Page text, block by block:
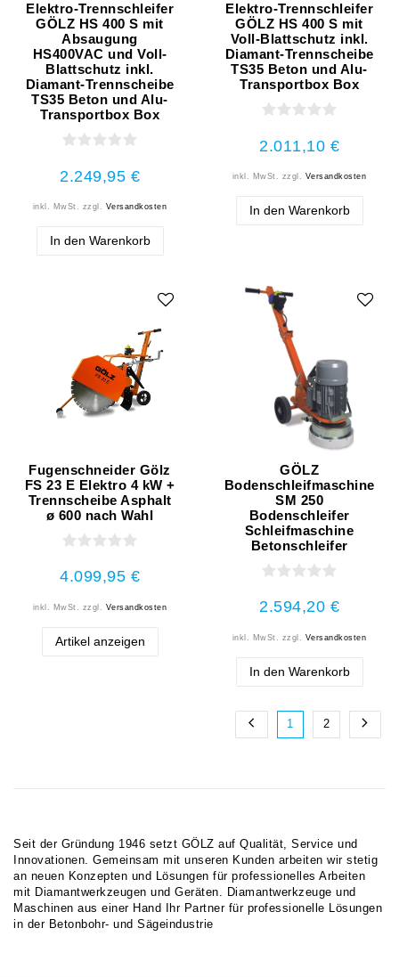
Elektro-Trennschleifer
GÖLZ HS 400 S mit
Absaugung
HS400VAC und Voll-
Blattschutz inkl.
Diamant-Trennscheibe
TS35 Beton und Alu-
Transportbox Box
2.249,95 €
inkl. MwSt. zzgl. Versandkosten
In den Warenkorb
Elektro-Trennschleifer
GÖLZ HS 400 S mit
Voll-Blattschutz inkl.
Diamant-Trennscheibe
TS35 Beton und Alu-
Transportbox Box
2.011,10 €
inkl. MwSt. zzgl. Versandkosten
In den Warenkorb
Fugenschneider Gölz
FS 23 E Elektro 4 kW +
Trennscheibe Asphalt
ø 600 nach Wahl
4.099,95 €
inkl. MwSt. zzgl. Versandkosten
Artikel anzeigen
GÖLZ
Bodenschleifmaschine
SM 250
Bodenschleifer
Schleifmaschine
Betonschleifer
2.594,20 €
inkl. MwSt. zzgl. Versandkosten
In den Warenkorb
1 2
Seit der Gründung 1946 setzt GÖLZ auf Qualität, Service und
Innovationen. Gemeinsam mit unseren Kunden arbeiten wir stetig
an neuen Konzepten und Lösungen für professionelles Arbeiten
mit Diamantwerkzeugen und Geräten. Diamantwerkzeuge und
Maschinen aus einer Hand Ihr Partner für professionelle Lösungen
in der Betonbohr- und Sägeindustrie